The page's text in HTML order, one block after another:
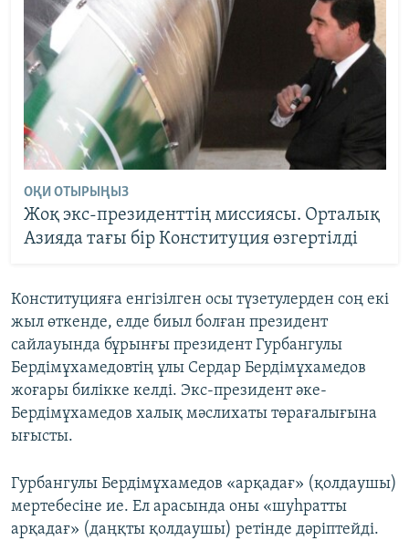
ОҚИ ОТЫРЫҢЫЗ
Жоқ экс-президенттің миссиясы. Орталық
Азияда тағы бір Конституция өзгертілді
Конституцияға енгізілген осы түзетулерден соң екі
жыл өткенде, елде биыл болған президент
сайлауында бұрынғы президент Гурбангулы
Бердімұхамедовтің ұлы Сердар Бердімұхамедов
жоғары билікке келді. Экс-президент әке-
Бердімұхамедов халық мәслихаты төрағалығына
ығысты.
Гурбангулы Бердімұхамедов «арқадағ» (қолдаушы)
мертебесіне ие. Ел арасында оны «шуһратты
арқадағ» (даңқты қолдаушы) ретінде дәріптейді.